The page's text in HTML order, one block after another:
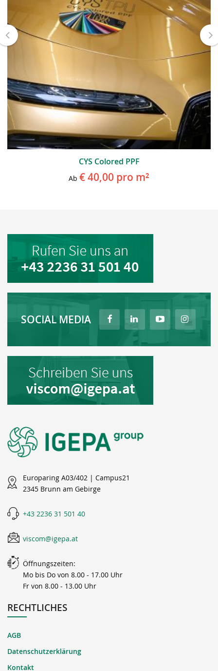
CYS Colored PPF
Ab € 40,00 pro m²
SOCIAL MEDIA
Europaring A03/402 | Campus21
2345 Brunn am Gebirge
+43 2236 31 501 40
viscom@igepa.at
Öffnungszeiten:
Mo bis Do von 8.00 - 17.00 Uhr
Fr von 8.00 - 13.00 Uhr
RECHTLICHES
AGB
Datenschutzerklärung
Kontakt